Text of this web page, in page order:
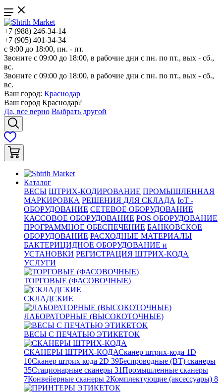
+7 (988) 246-34-14
+7 (905) 401-34-34
с 9:00 до 18:00, пн. - пт.
Звоните с 09:00 до 18:00, в рабочие дни с пн. по пт., вых - сб.,
вс.
Звоните с 09:00 до 18:00, в рабочие дни с пн. по пт., вых - сб.,
вс.
Ваш город: Краснодар
Ваш город Краснодар?
Да, все верно Выбрать другой
Каталог
ВЕСЫ ШТРИХ-КОДИРОВАНИЕ ПРОМЫШЛЕННАЯ
МАРКИРОВКА РЕШЕНИЯ ДЛЯ СКЛАДА IoT -
ОБОРУДОВАНИЕ СЕТЕВОЕ ОБОРУДОВАНИЕ
КАССОВОЕ ОБОРУДОВАНИЕ POS ОБОРУДОВАНИЕ
ПРОГРАММНОЕ ОБЕСПЕЧЕНИЕ БАНКОВСКОЕ
ОБОРУДОВАНИЕ РАСХОДНЫЕ МАТЕРИАЛЫ
БАКТЕРИЦИДНОЕ ОБОРУДОВАНИЕ и
УСТАНОВКИ РЕГИСТРАЦИЯ ШТРИХ-КОДА
УСЛУГИ
ТОРГОВЫЕ (ФАСОВОЧНЫЕ)
СКЛАДСКИЕ
ЛАБОРАТОРНЫЕ (ВЫСОКОТОЧНЫЕ)
ВЕСЫ С ПЕЧАТЬЮ ЭТИКЕТОК
СКАНЕРЫ ШТРИХ-КОДАСканер штрих-кода 1D
10Сканер штрих кода 2D 39Беспроводные (BT) сканеры
35Стационарные сканеры 31Промышленные сканеры
7Конвейерные сканеры 2Комплектующие (аксессуары) 8